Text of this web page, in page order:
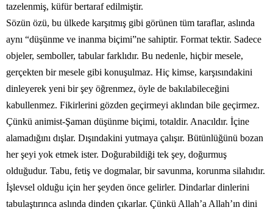
tazelenmiş, küfür bertaraf edilmiştir.
Sözün özü, bu ülkede karşıtmış gibi görünen tüm taraflar, aslında
aynı “düşünme ve inanma biçimi”ne sahiptir. Format tektir. Sadece
objeler, semboller, tabular farklıdır. Bu nedenle, hiçbir mesele,
gerçekten bir mesele gibi konuşulmaz. Hiç kimse, karşısındakini
dinleyerek yeni bir şey öğrenmez, öyle de bakılabileceğini
kabullenmez. Fikirlerini gözden geçirmeyi aklından bile geçirmez.
Çünkü animist-Şaman düşünme biçimi, totaldir. Anacıldır. İçine
alamadığını dışlar. Dışındakini yutmaya çalışır. Bütünlüğünü bozan
her şeyi yok etmek ister. Doğurabildiği tek şey, doğurmuş
olduğudur. Tabu, fetiş ve dogmalar, bir savunma, korunma silahıdır.
İşlevsel olduğu için her şeyden önce gelirler. Dindarlar dinlerini
tabulaştırınca aslında dinden çıkarlar. Çünkü Allah’a Allah’ın dini